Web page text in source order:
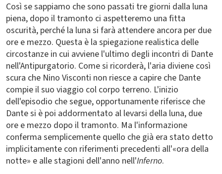
Così se sappiamo che sono passati tre giorni dalla luna
piena, dopo il tramonto ci aspetteremo una fitta
oscurità, perché la luna si farà attendere ancora per due
ore e mezzo. Questa è la spiegazione realistica delle
circostanze in cui avviene l'ultimo degli incontri di Dante
nell'Antipurgatorio. Come si ricorderà, l'aria diviene così
scura che Nino Visconti non riesce a capire che Dante
compie il suo viaggio col corpo terreno. L'inizio
dell'episodio che segue, opportunamente riferisce che
Dante si è poi addormentato al levarsi della luna, due
ore e mezzo dopo il tramonto. Ma l'informazione
conferma semplicemente quello che già era stato detto
implicitamente con riferimenti precedenti all'«ora della
notte» e alle stagioni dell'anno nell'Inferno.